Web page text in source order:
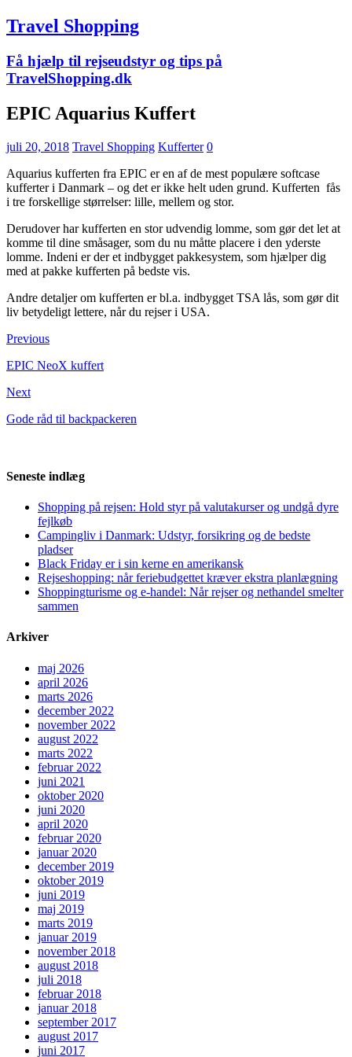
Travel Shopping
Få hjælp til rejseudstyr og tips på
TravelShopping.dk
EPIC Aquarius Kuffert
juli 20, 2018 Travel Shopping Kufferter 0
Aquarius kufferten fra EPIC er en af de mest populære softcase
kufferter i Danmark – og det er ikke helt uden grund. Kufferten fås
i tre forskellige størrelser: lille, mellem og stor.
Derudover har kufferten en stor udvendig lomme, som gør det let at
komme til dine småsager, som du nu måtte placere i den yderste
lomme. Indeni er der et indbygget pakkesystem, som hjælper dig
med at pakke kufferten på bedste vis.
Andre detaljer om kufferten er bl.a. indbygget TSA lås, som gør dit
liv betydeligt lettere, når du rejser i USA.
Previous
EPIC NeoX kuffert
Next
Gode råd til backpackeren
Seneste indlæg
Shopping på rejsen: Hold styr på valutakurser og undgå dyre
fejlkøb
Campingliv i Danmark: Udstyr, forsikring og de bedste
pladser
Black Friday er i sin kerne en amerikansk
Rejseshopping: når feriebudgettet kræver ekstra planlægning
Shoppingturisme og e-handel: Når rejser og nethandel smelter
sammen
Arkiver
maj 2026
april 2026
marts 2026
december 2022
november 2022
august 2022
marts 2022
februar 2022
juni 2021
oktober 2020
juni 2020
april 2020
februar 2020
januar 2020
december 2019
oktober 2019
juni 2019
maj 2019
marts 2019
januar 2019
november 2018
august 2018
juli 2018
februar 2018
januar 2018
september 2017
august 2017
juni 2017